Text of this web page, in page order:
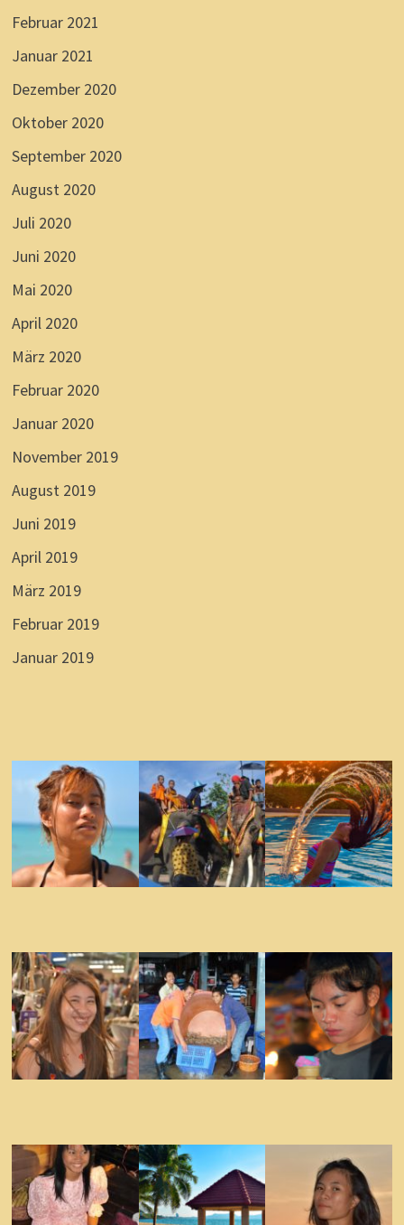
Februar 2021
Januar 2021
Dezember 2020
Oktober 2020
September 2020
August 2020
Juli 2020
Juni 2020
Mai 2020
April 2020
März 2020
Februar 2020
Januar 2020
November 2019
August 2019
Juni 2019
April 2019
März 2019
Februar 2019
Januar 2019